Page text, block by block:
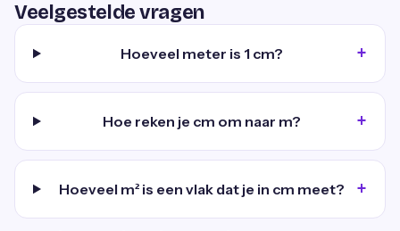
Veelgestelde vragen
Hoeveel meter is 1 cm?
Hoe reken je cm om naar m?
Hoeveel m² is een vlak dat je in cm meet?